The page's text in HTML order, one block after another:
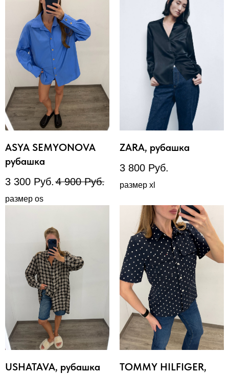
ASYA SEMYONOVA
рубашка
3 300 Руб. 4 900 Руб.
размер os
ZARA, рубашка
3 800 Руб.
размер xl
USHATAVA, рубашка
TOMMY HILFIGER,